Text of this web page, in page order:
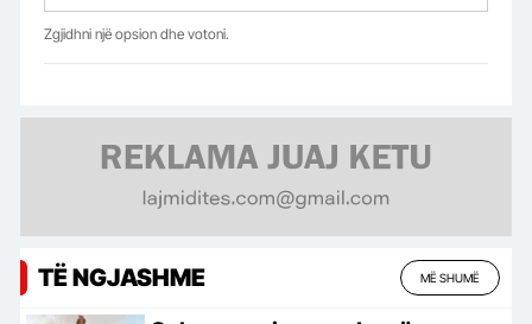
Zgjidhni një opsion dhe votoni.
TË NGJASHME MË SHUMË